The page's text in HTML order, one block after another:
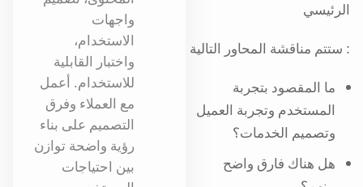
الرئيسي
ما المقصود بتجربة
المستخدم وتجربة العميل
وتصميم الخدمات؟
هل هناك فارق واضح
واجهات
الاستخدام،
واختبار القابلية
للاستخدام. أعمل
مع العملاء وفرق
التصميم على بناء
رؤية واضحة توازن
بين احتياجات